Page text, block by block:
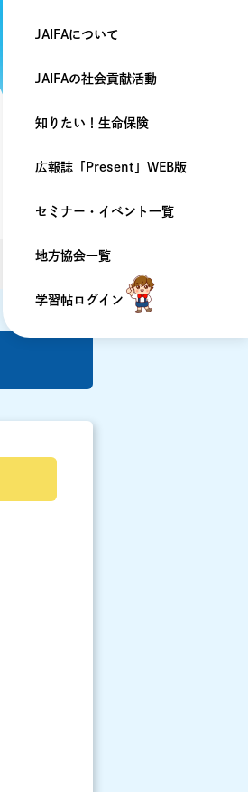
JAIFAについて
JAIFAの社会貢献活動
知りたい！ 生命保険
広報誌「Present」 WEB版
セミナー・ イベント一覧
地方協会一覧
学習帖ログイン